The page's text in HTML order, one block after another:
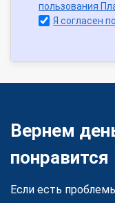
пользования
Я согласен
Вернем
понравится
Если есть